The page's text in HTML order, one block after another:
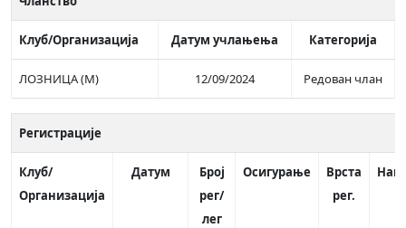
Клуб/Организација Датум учлањења Категорија
ЛОЗНИЦА (М) 12/09/2024 Редован члан
Регистрације
Клуб/
Организација
Датум
Број
рег/
лег
Осигурање
Врста
рег.